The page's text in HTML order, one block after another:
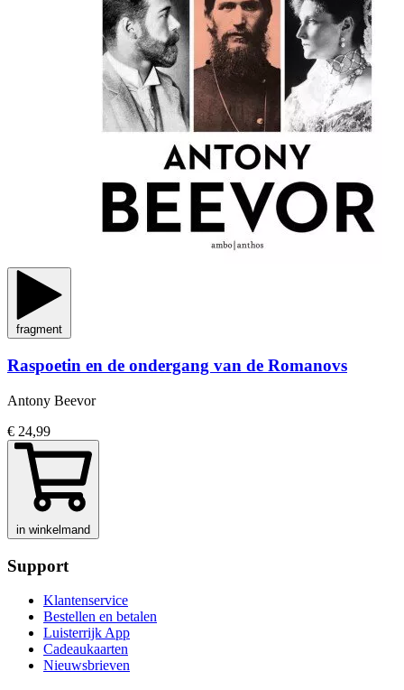
fragment
Raspoetin en de ondergang van de Romanovs
Antony Beevor
€ 24,99
in winkelmand
Support
Klantenservice
Bestellen en betalen
Luisterrijk App
Cadeaukaarten
Nieuwsbrieven